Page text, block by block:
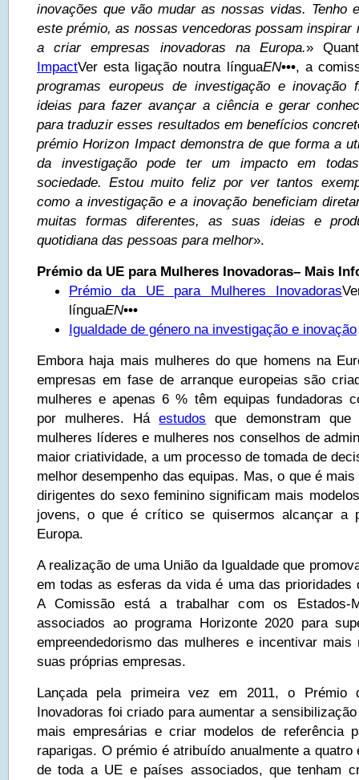
inovações que vão mudar as nossas vidas. Tenho
este prémio, as nossas vencedoras possam inspirar
a criar empresas inovadoras na Europa.»
ImpactVer esta ligação noutra línguaEN•••, a
programas europeus de investigação e inovação
ideias para fazer avançar a ciência e gerar
para traduzir esses resultados em benefícios
prémio Horizon Impact demonstra de que forma a
da investigação pode ter um impacto em
sociedade. Estou muito feliz por ver tantos
como a investigação e a inovação beneficiam
muitas formas diferentes, as suas ideias e
quotidiana das pessoas para melhor».
Prémio da UE para Mulheres Inovadoras– Mais
Prémio da UE para Mulheres Inovadoras
línguaEN•••
Igualdade de género na investigação e inovação
Embora haja mais mulheres do que homens na
empresas em fase de arranque europeias são
mulheres e apenas 6 % têm equipas fundadoras
por mulheres. Háestudos que demonstram
mulheres líderes e mulheres nos conselhos de
maior criatividade, a um processo de tomada de
melhor desempenho das equipas. Mas, o que é
dirigentes do sexo feminino significam mais
jovens, o que é crítico se quisermos alcançar a
Europa.
A realização de uma União da Igualdade que
em todas as esferas da vida é uma das prioridades
A Comissão está a trabalhar com os Estados-
associados ao programa Horizonte 2020 para
empreendedorismo das mulheres e incentivar
suas próprias empresas.
Lançada pela primeira vez em 2011, o Prémio
Inovadoras foi criado para aumentar a
mais empresárias e criar modelos de referência
raparigas. O prémio é atribuído anualmente a
de toda a UE e países associados, que tenham